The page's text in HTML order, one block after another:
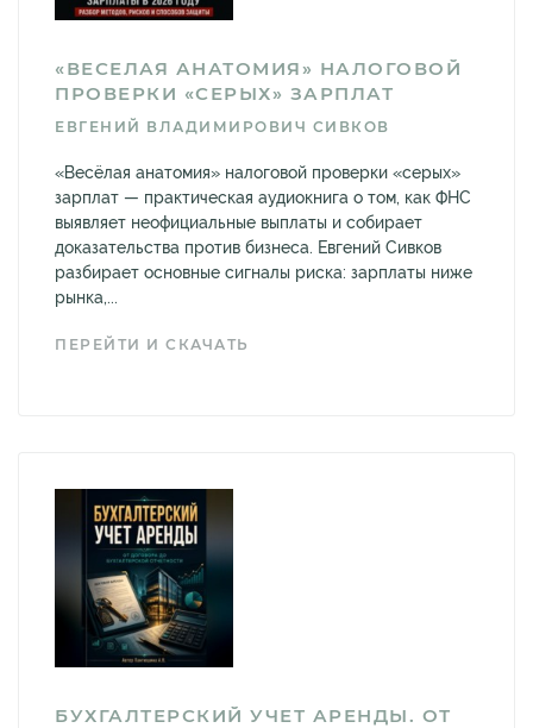
«ВЕСЕЛАЯ АНАТОМИЯ» НАЛОГОВОЙ
ПРОВЕРКИ «СЕРЫХ» ЗАРПЛАТ
ЕВГЕНИЙ ВЛАДИМИРОВИЧ СИВКОВ
«Весёлая анатомия» налоговой проверки «серых»
зарплат — практическая аудиокнига о том, как ФНС
выявляет неофициальные выплаты и собирает
доказательства против бизнеса. Евгений Сивков
разбирает основные сигналы риска: зарплаты ниже
рынка,...
ПЕРЕЙТИ И СКАЧАТЬ
БУХГАЛТЕРСКИЙ УЧЕТ АРЕНДЫ. ОТ